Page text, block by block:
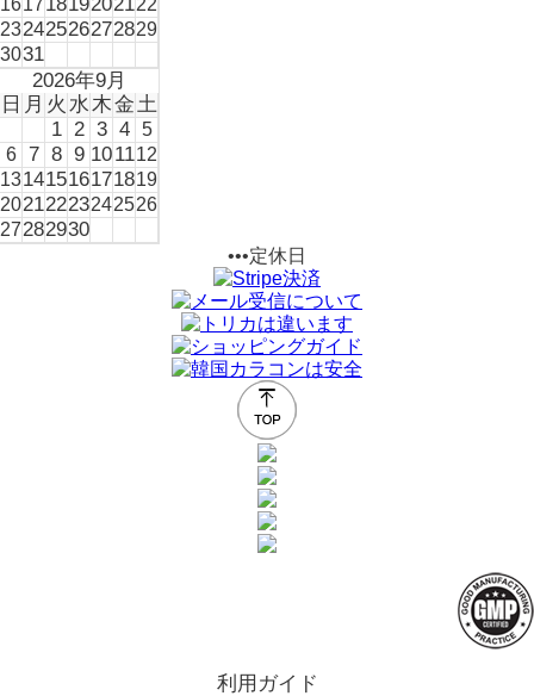
1617
22
23242526272829
3031
2026年9月
日 月 火 水木金土
1 2 3 4
5
6
7 8 9 101112
13141516171819
20212223242526
27282930
•••定休日
利用ガイド